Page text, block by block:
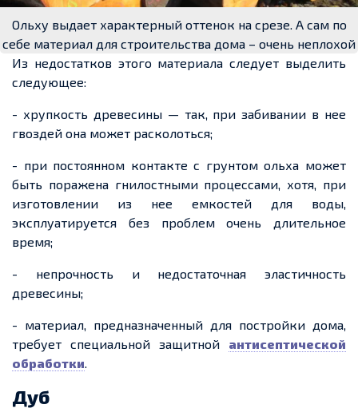
Ольху выдает характерный оттенок на срезе. А сам по
себе материал для строительства дома – очень неплохой
Из недостатков этого материала следует выделить
следующее:
- хрупкость древесины — так, при забивании в нее
гвоздей она может расколоться;
- при постоянном контакте с грунтом ольха может
быть поражена гнилостными процессами, хотя, при
изготовлении из нее емкостей для воды,
эксплуатируется без проблем очень длительное
время;
- непрочность и недостаточная эластичность
древесины;
- материал, предназначенный для постройки дома,
требует специальной защитной антисептической
обработки.
Дуб